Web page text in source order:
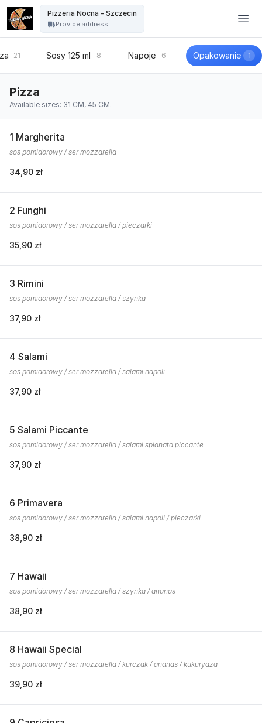
Pizzeria Nocna - Szczecin
Provide address...
21 Sosy 125 ml 8 Napoje 6 Opakowanie 1
Pizza
Available sizes: 31 CM, 45 CM.
1 Margherita
sos pomidorowy / ser mozzarella
34,90 zł
2 Funghi
sos pomidorowy / ser mozzarella / pieczarki
35,90 zł
3 Rimini
sos pomidorowy / ser mozzarella / szynka
37,90 zł
4 Salami
sos pomidorowy / ser mozzarella / salami napoli
37,90 zł
5 Salami Piccante
sos pomidorowy / ser mozzarella / salami spianata piccante
37,90 zł
6 Primavera
sos pomidorowy / ser mozzarella / salami napoli / pieczarki
38,90 zł
7 Hawaii
sos pomidorowy / ser mozzarella / szynka / ananas
38,90 zł
8 Hawaii Special
sos pomidorowy / ser mozzarella / kurczak / ananas / kukurydza
39,90 zł